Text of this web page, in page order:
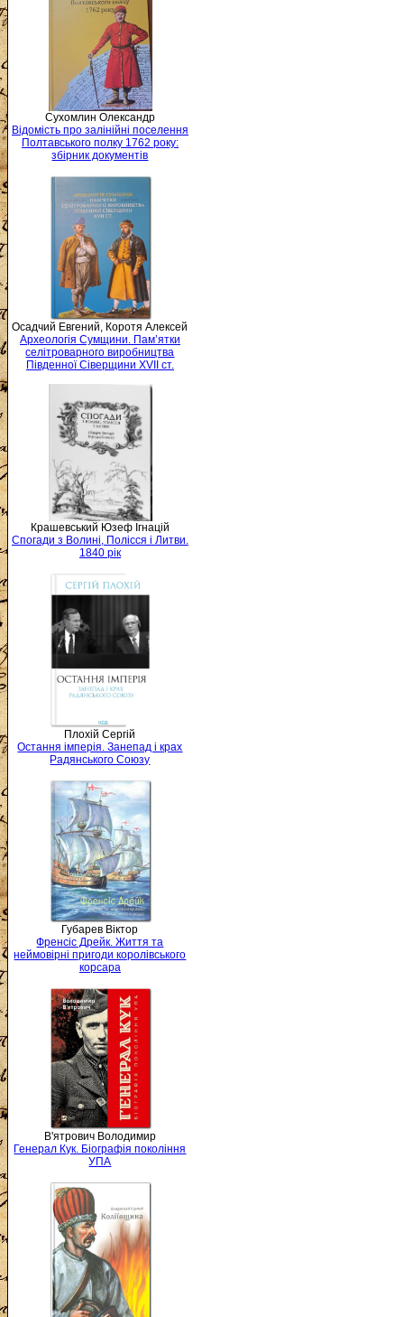
Сухомлин Олександр
Відомість про залінійні поселення
Полтавського полку 1762 року:
збірник документів
Осадчий Евгений, Коротя Алексей
Археологія Сумщини. Пам’ятки
селітроварного виробництва
Південної Сіверщини XVII ст.
Крашевський Юзеф Ігнацій
Спогади з Волині, Полісся і Литви.
1840 рік
Плохій Сергій
Остання імперія. Занепад і крах
Радянського Союзу
Губарев Віктор
Френсіс Дрейк. Життя та
неймовірні пригоди королівського
корсара
В'ятрович Володимир
Генерал Кук. Біографія покоління
УПА